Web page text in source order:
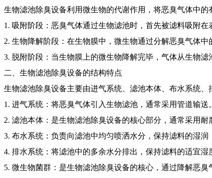
生物滤池除臭设备利用微生物的代谢作用，将恶臭气体中
1. 吸附阶段：恶臭气体通过生物滤池时，首先被滤料吸附在
2. 生物降解阶段：在生物膜中，微生物通过分解恶臭气体
3. 脱附阶段：当生物膜上的微生物降解完毕，气体从生物滤
二、生物滤池除臭设备的结构特点
生物滤池除臭设备主要由进气系统、滤池本体、布水系统、
1. 进气系统：将恶臭气体引入生物滤池，通常采用管道输送。
2. 滤池本体：是生物滤池除臭设备的核心部分，通常采用耐
3. 布水系统：负责向滤池中均匀喷洒水分，保持滤料的湿润
4. 排水系统：将滤池中的多余水分排出，保持滤料的适宜湿
5. 微生物菌群：是生物滤池除臭设备的核心，通过降解恶臭